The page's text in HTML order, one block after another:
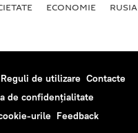
ECONOMIE RUSIA
Reguli de utilizare Contacte
de confidențialitate
urile Feedback